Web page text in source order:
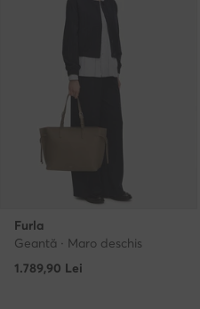
Furla
Geantă · Maro deschis
1.789,90 Lei